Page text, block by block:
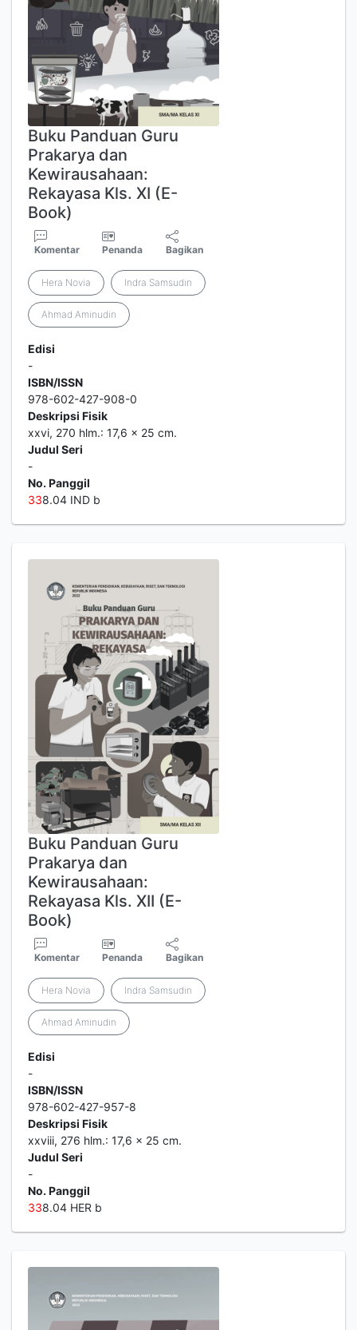
Buku Panduan Guru
Prakarya dan
Kewirausahaan:
Rekayasa Kls. XI (E-
Book)
Komentar Penanda Bagikan
Hera Novia Indra Samsudin
Ahmad Aminudin
Edisi
-
ISBN/ISSN
978-602-427-908-0
Deskripsi Fisik
xxvi, 270 hlm.: 17,6 x 25 cm.
Judul Seri
-
No. Panggil
338.04 IND b
Buku Panduan Guru
Prakarya dan
Kewirausahaan:
Rekayasa Kls. XII (E-
Book)
Komentar Penanda Bagikan
Hera Novia Indra Samsudin
Ahmad Aminudin
Edisi
-
ISBN/ISSN
978-602-427-957-8
Deskripsi Fisik
xxviii, 276 hlm.: 17,6 x 25 cm.
Judul Seri
-
No. Panggil
338.04 HER b